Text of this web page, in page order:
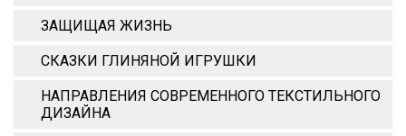
ЗАЩИЩАЯ ЖИЗНЬ
СКАЗКИ ГЛИНЯНОЙ ИГРУШКИ
НАПРАВЛЕНИЯ СОВРЕМЕННОГО ТЕКСТИЛЬНОГО
ДИЗАЙНА